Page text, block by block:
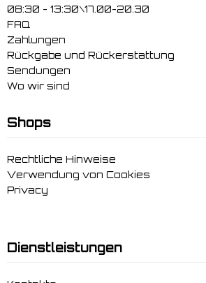
08:30 - 13:30\17.00-20.30
FAQ
Zahlungen
Rückgabe und Rückerstattung
Sendungen
Wo wir sind
Shops
Rechtliche Hinweise
Verwendung von Cookies
Privacy
Dienstleistungen